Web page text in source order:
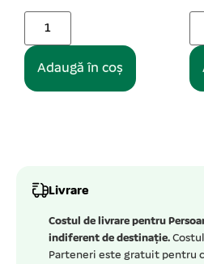
Adaugă în coș
Livrare
Costul de livrare pentru
indiferent de destinație.
Parteneri este gratuit pentru